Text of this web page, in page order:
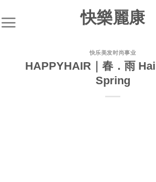
快樂麗康
快乐美发时尚事业
HAPPYHAIR｜春．雨
Spring